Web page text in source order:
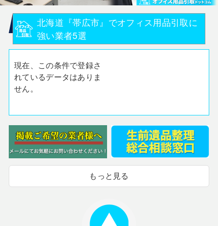
北海道『帯広市』でオフィス用品引取に
強い業者5選
現在、この条件で登録さ
れているデータはありま
せん。
もっと見る